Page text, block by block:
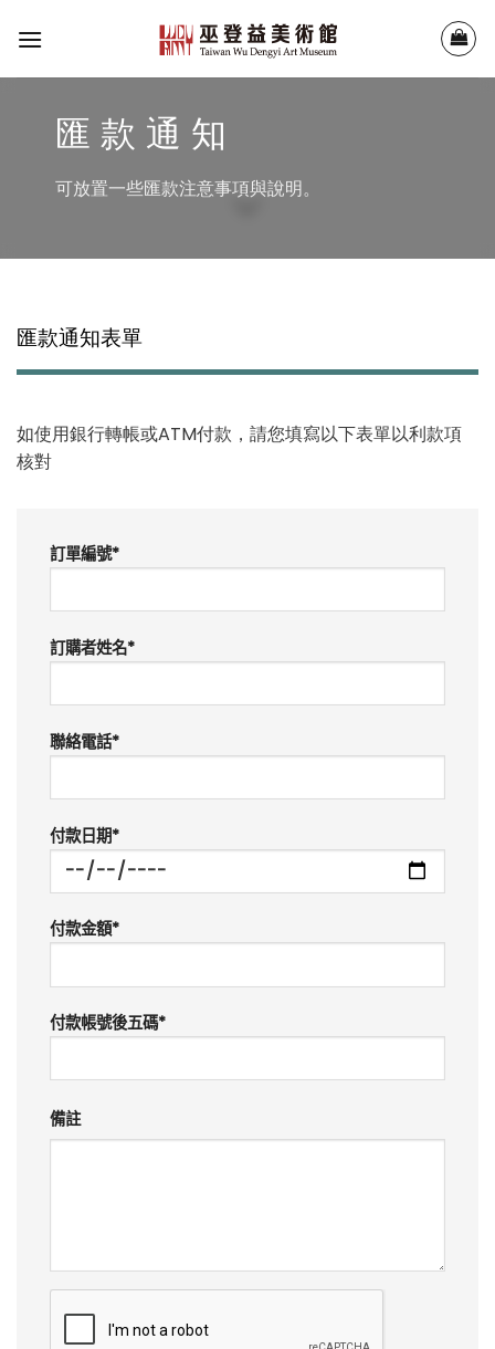
匯 款 通 知
可放置一些匯款注意事項與說明。
匯款通知表單
如使用銀行轉帳或ATM付款，請您填寫以下表單以利款項
核對
訂單編號*
訂購者姓名*
聯絡電話*
付款日期*
付款金額*
付款帳號後五碼*
備註